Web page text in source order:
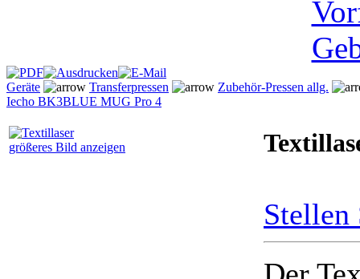
Geräte Transferpressen
Zubehör-Pressen allg.
Iecho BK3BLUE MUG Pro 4
größeres Bild anzeigen
Stellen